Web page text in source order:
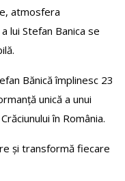
atmosfera
lui Stefan Banica se
Bănică împlinesc 23
unică a unui
în România.
și transformă fiecare